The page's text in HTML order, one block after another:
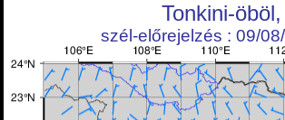
Tonkini-
szél-előrejelzés : 09/